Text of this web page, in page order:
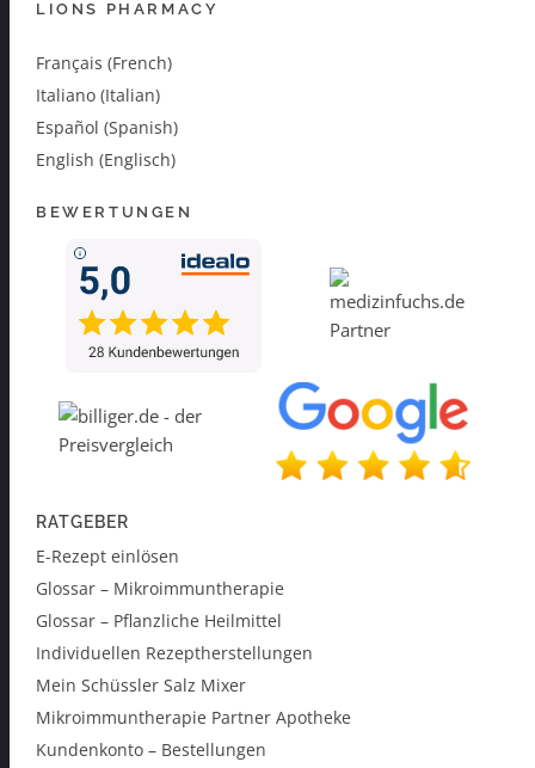
LIONS PHARMACY
Français (French)
Italiano (Italian)
Español (Spanish)
English (Englisch)
BEWERTUNGEN
RATGEBER
E-Rezept einlösen
Glossar – Mikroimmuntherapie
Glossar – Pflanzliche Heilmittel
Individuellen Rezeptherstellungen
Mein Schüssler Salz Mixer
Mikroimmuntherapie Partner Apotheke
Kundenkonto – Bestellungen